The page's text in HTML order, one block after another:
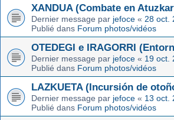
XANDUA (Combate en
Dernier message par jefoce « 28 oct.
Publié dans Forum photos/vidéos
OTEDEGI e IRAGORRI
Dernier message par jefoce « 19 oct.
Publié dans Forum photos/vidéos
LAZKUETA (Incursión de
Dernier message par jefoce « 13 oct.
Publié dans Forum photos/vidéos